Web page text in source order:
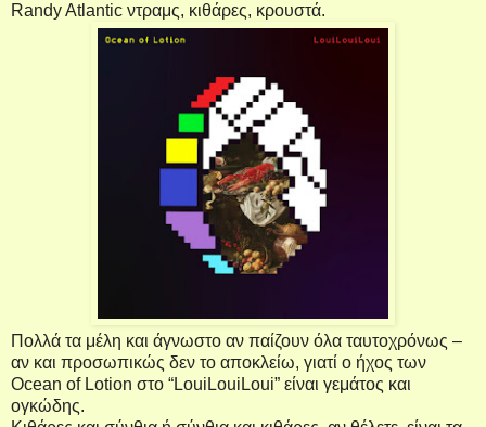
RandyAtlantic ντραμς, κιθάρες, κρουστά.
Πολλά τα μέλη και άγνωστο αν παίζουν όλα ταυτοχρόνως –
αν και προσωπικώς δεν το αποκλείω, γιατί ο ήχος των
Ocean of Lotion στο “LouiLouiLoui” είναι γεμάτος και
ογκώδης.